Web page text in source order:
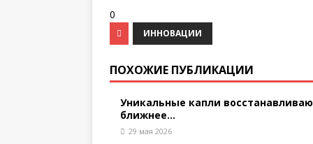
0
ИННОВАЦИИ
ПОХОЖИЕ ПУБЛИКАЦИИ
Уникальные капли
ближнее...
29 мая 2026